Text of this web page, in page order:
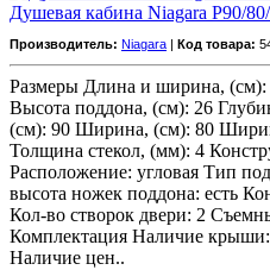
Душевая кабина Niagara P90/
Производитель: Niagara Код товара:
Размеры Длина и ширина,
Высота поддона, (см): 26
(см): 90 Ширина, (см): 80
Толщина стекол, (мм): 4
Расположение: угловая Тип
высота ножек поддона: есть
Кол-во створок двери: 2
Комплектация Наличие крыши:
Наличие цен..